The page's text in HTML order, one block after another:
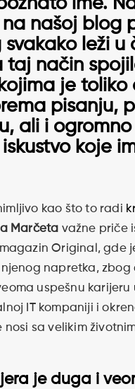
ime.
našoj blog
svakako leži u
taj način
je toliko
pisanju,
ali i
koje
kao što to radi
Marčeta važne priče
Original, gde
napretka, zbog
uspešnu karijeru
IT kompaniji i
nosi sa velikim
je duga i